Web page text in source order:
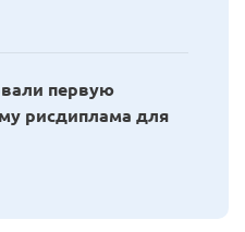
первую
рисдиплама для